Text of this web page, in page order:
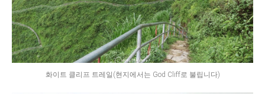
화이트 클리프 트레일(현지에서는 God Cliff로 불립니다)